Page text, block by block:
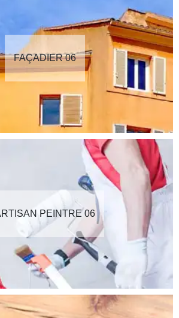
FAÇADIER 06
PEINTRE 06